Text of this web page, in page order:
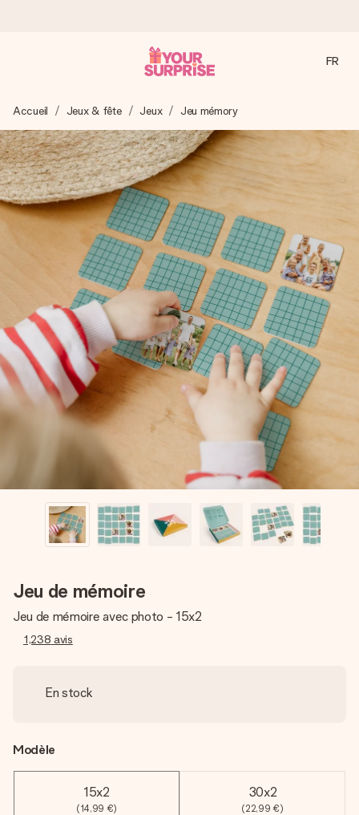
Nous préparons votre cadeau avec attention et l’envoyons
en un éclair – pour que vous puissiez l’offrir au bon moment,
quand cela compte le plus.
4,8 (sur la base de +15 000 avis)
Nos cadeaux sont appréciés. Les clients nous attribuent
une note de 4,8 sur Google Reviews (total de tous les
pays où nous sommes présents).
Carte de vœux gratuite
Créez quelque chose d’unique en quelques étapes – avec
son prénom, votre photo ou un message qui touche le cœur.
Sans complications, juste tout l’amour pour le moment idéal.
FR
Accueil Jeux & fête Jeux Jeu mémory
Jeu de mémoire
Jeu de mémoire avec photo - 15x2
1,238 avis
En stock
Modèle
15x2
(14,99 €)
30x2
(22,99 €)